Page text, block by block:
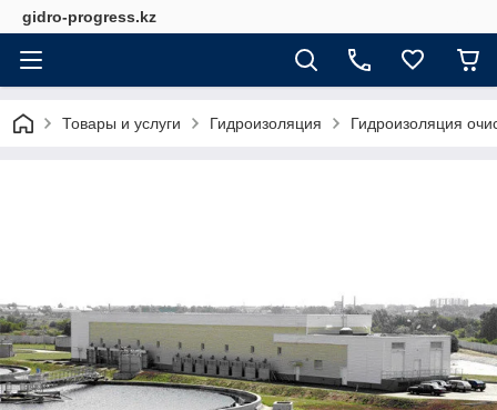
gidro-progress.kz
Товары и услуги Гидроизоляция Гидроизоляция